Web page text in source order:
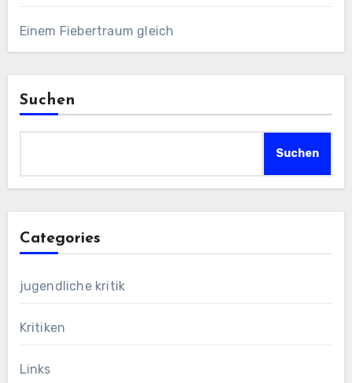
Einem Fiebertraum gleich
Suchen
Suchen
Categories
jugendliche kritik
Kritiken
Links